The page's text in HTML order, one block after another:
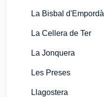
La Bisbal d'Empordà
La Cellera de Ter
La Jonquera
Les Preses
Llagostera